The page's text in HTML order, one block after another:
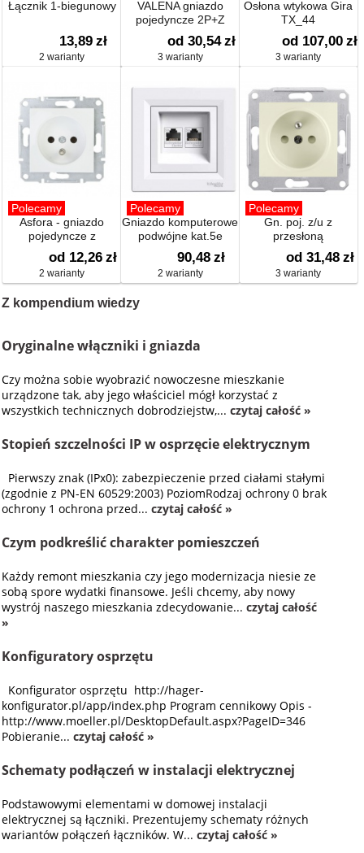
Łącznik 1-biegunowy
13,89 zł
2 warianty
VALENA gniazdo
pojedyncze 2P+Z
od 30,54 zł
3 warianty
Osłona wtykowa Gira
TX_44
od 107,00 zł
3 warianty
Polecamy
Asfora - gniazdo
pojedyncze z
uziemieniem
od 12,26 zł
2 warianty
Polecamy
Gniazdo komputerowe
podwójne kat.5e
90,48 zł
2 warianty
Polecamy
Gn. poj. z/u z
przesłoną
od 31,48 zł
3 warianty
Z kompendium wiedzy
Oryginalne włączniki i gniazda
Czy można sobie wyobrazić nowoczesne mieszkanie
urządzone tak, aby jego właściciel mógł korzystać z
wszystkich technicznych dobrodziejstw,...czytaj całość »
Stopień szczelności IP w osprzęcie elektrycznym
Pierwszy znak (IPx0): zabezpieczenie przed ciałami stałymi
(zgodnie z PN-EN 60529:2003) PoziomRodzaj ochrony 0 brak
ochrony 1 ochrona przed...czytaj całość »
Czym podkreślić charakter pomieszczeń
Każdy remont mieszkania czy jego modernizacja niesie ze
sobą spore wydatki finansowe. Jeśli chcemy, aby nowy
wystrój naszego mieszkania zdecydowanie...czytaj całość
»
Konfiguratory osprzętu
Konfigurator osprzętu http://hager-
konfigurator.pl/app/index.php Program cennikowy Opis -
http://www.moeller.pl/DesktopDefault.aspx?PageID=346
Pobieranie...czytaj całość »
Schematy podłączeń w instalacji elektrycznej
Podstawowymi elementami w domowej instalacji
elektrycznej są łączniki. Prezentujemy schematy różnych
wariantów połączeń łączników. W...czytaj całość »